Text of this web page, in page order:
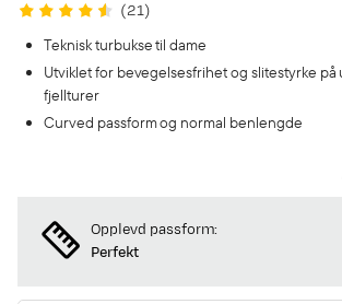
(21)
Teknisk turbukse til dame
Utviklet for bevegelsesfrihet og slitestyrke
fjellturer
Curved passform og normal benlengde
Opplevd passform:
Perfekt